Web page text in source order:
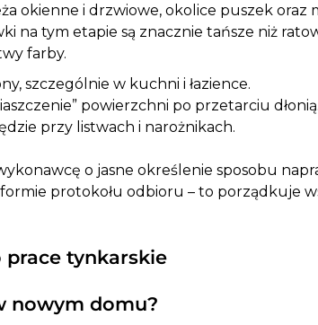
okienne i drzwiowe, okolice puszek oraz
na tym etapie są znacznie tańsze niż
farby.
szczególnie w kuchni i łazience.
powierzchni po przetarciu dłonią.
przy listwach i narożnikach.
o jasne określenie sposobu
protokołu odbioru – to porządkuje
prace tynkarskie
nowym domu?